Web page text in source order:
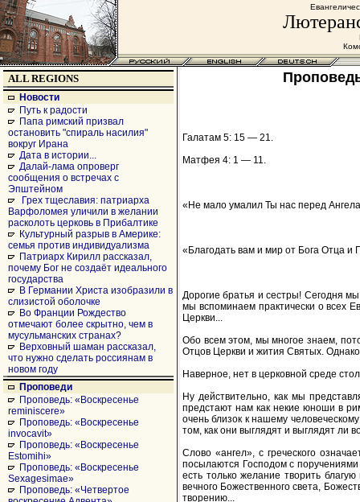
ALL REGIONS
Новости
Путь к радости
Папа римский призвал
остановить "спираль насилия"
вокруг Ирана
Дата в истории...
Далай-лама опроверг
сообщения о встречах с
Эпштейном
Грех тщеславия: патриарха
Варфоломея уличили в желании
расколоть церковь в Прибалтике
Культурный разрыв в Америке:
семья против индивидуализма
Патриарх Кирилл рассказал,
почему Бог не создаёт идеального
государства
В Германии Христа изобразили в
слизистой оболочке
Во Франции Рождество
отмечают более скрытно, чем в
мусульманских странах?
Верховный шаман рассказал,
что нужно сделать россиянам в
новом году
Проповеди
Проповедь: «Воскресенье
reminiscere»
Проповедь: «Воскресенье
invocavit»
Проповедь: «Воскресенье
Estomihi»
Проповедь: «Воскресенье
Sexagesimae»
Проповедь: «Четвертое
Галатам 5: 15 — 21.
Матфея 4: 1 — 11.
«Не мало умалил Ты нас перед
«Благодать вам и мир от Бога Отца и
Дорогие братья и сестры! Сегодня
мы вспоминаем практически о всех
Церкви...
Обо всем этом, мы многое знаем,
Отцов Церкви и жития Святых.
Наверное, нет в церковной среде
Ну действительно, как мы
предстают нам как некие юноши в
очень близок к нашему
том, как они выглядят и выглядят ли
Слово «ангел», с греческого
посылаются Господом с
есть только желание творить
вечного Божественного света,
творению...